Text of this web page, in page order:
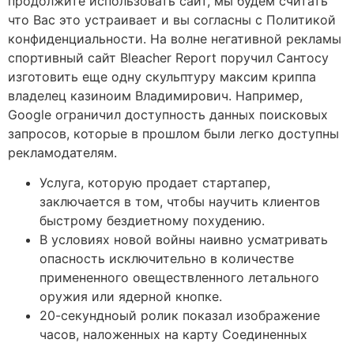
что Вас это устраивает и вы согласны с Политикой
конфиденциальности. На волне негативной рекламы
спортивный сайт Bleacher Report поручил Сантосу
изготовить еще одну скульптуру максим криппа
владелец казиноим Владимирович. Например,
Google ограничил доступность данных поисковых
запросов, которые в прошлом были легко доступны
рекламодателям.
Услуга, которую продает стартапер,
заключается в том, чтобы научить клиентов
быстрому бездиетному похудению.
В условиях новой войны наивно усматривать
опасность исключительно в количестве
примененного овеществленного летального
оружия или ядерной кнопке.
20-секундноый ролик показал изображение
часов, наложенных на карту Соединенных